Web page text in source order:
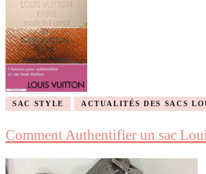
SAC STYLE ACTUALITÉS DES SACS
Comment Authentifier un sac